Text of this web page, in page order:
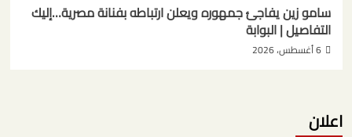
سامو زين يفاجئ جمهوره ويعلن ارتباطه بفنانة مصرية…إليك
التفاصيل | البوابة
6 أغسطس، 2026
اعلان